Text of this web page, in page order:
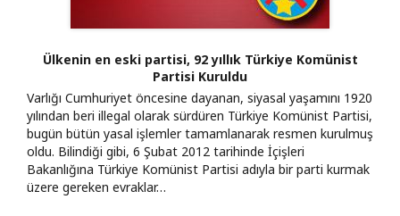
Ülkenin en eski partisi, 92 yıllık Türkiye Komünist
Partisi Kuruldu
Varlığı Cumhuriyet öncesine dayanan, siyasal yaşamını 1920
yılından beri illegal olarak sürdüren Türkiye Komünist Partisi,
bugün bütün yasal işlemler tamamlanarak resmen kurulmuş
oldu. Bilindiği gibi, 6 Şubat 2012 tarihinde İçişleri
Bakanlığına Türkiye Komünist Partisi adıyla bir parti kurmak
üzere gereken evraklar…